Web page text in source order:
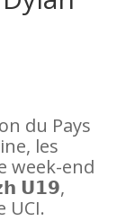
du Pays
les
week-end
𝗨𝟭𝟵,
UCI.